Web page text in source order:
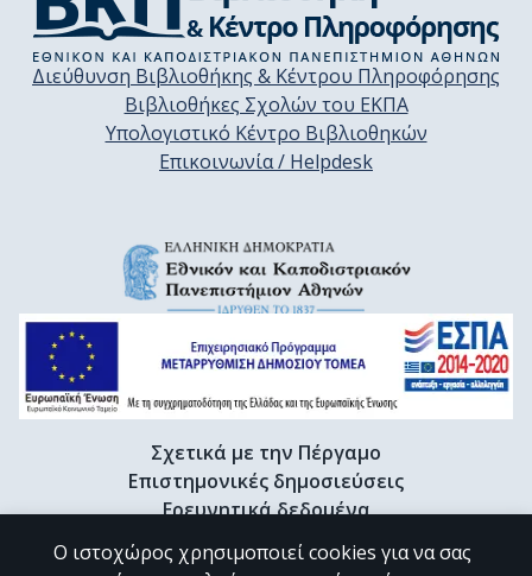
Διεύθυνση Βιβλιοθήκης & Κέντρου Πληροφόρησης
Βιβλιοθήκες Σχολών του ΕΚΠΑ
Υπολογιστικό Κέντρο Βιβλιοθηκών
Επικοινωνία / Helpdesk
Σχετικά με την Πέργαμο
Επιστημονικές δημοσιεύσεις
Ερευνητικά δεδομένα
Διδακτορικές διατριβές & Γκρίζα βιβλιογραφία
Προφίλ Ερευνητή
Ο ιστοχώρος χρησιμοποιεί cookies για να σας